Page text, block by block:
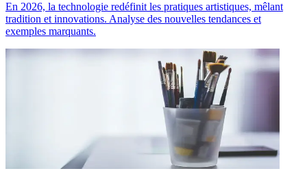
En 2026, la technologie redéfinit les pratiques artistiques, mêlant
tradition et innovations. Analyse des nouvelles tendances et
exemples marquants.